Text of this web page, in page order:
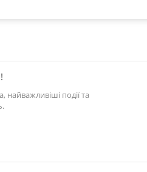
найважливіші події та